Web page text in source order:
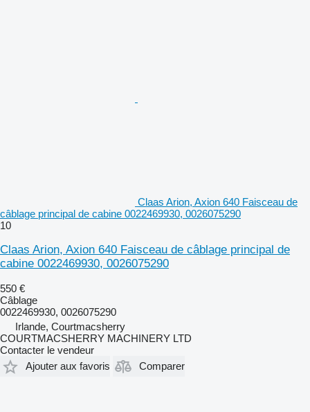
Claas Arion, Axion 640 Faisceau de
câblage principal de cabine 0022469930, 0026075290
10
Claas Arion, Axion 640 Faisceau de câblage principal de
cabine 0022469930, 0026075290
550 €
Câblage
0022469930, 0026075290
Irlande, Courtmacsherry
COURTMACSHERRY MACHINERY LTD
Contacter le vendeur
Ajouter aux favoris
Comparer